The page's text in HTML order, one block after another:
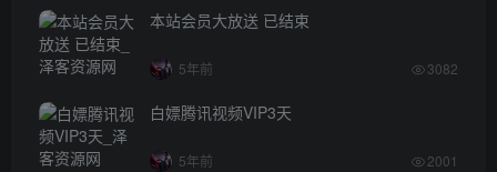
本站会员大放送 已结束
5年前 3082
白嫖腾讯视频VIP3天
5年前 2001